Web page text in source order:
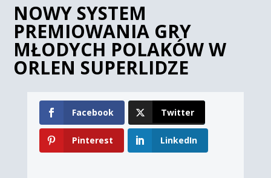
NOWY SYSTEM
PREMIOWANIA GRY
MŁODYCH POLAKÓW W
ORLEN SUPERLIDZE
Facebook Twitter
Pinterest LinkedIn